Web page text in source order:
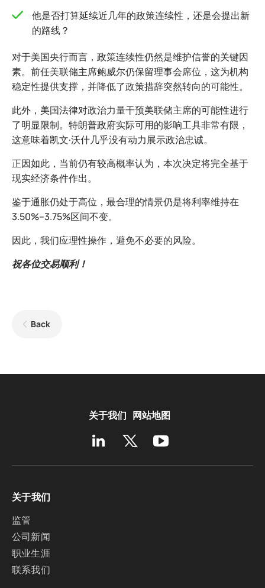
他是否打算延续近几年的政策连续性，还是会提出新
的路线？
对于美国央行而言，政策连续性仍然是维护信誉的关键因
素。前任美联储主席鲍威尔仍保留理事会席位，这为机构
稳定性提供支撑，并降低了政策措辞突然转向的可能性。
此外，美国法律对政治力量干预美联储主席的可能性进行
了明显限制。特朗普政府实际可用的影响工具非常有限，
这意味着凯文·沃什几乎没有动力展示政治忠诚。
正因如此，当前仍有较高概率认为，本次决定将完全基于
现实经济条件作出。
鉴于通胀仍处于高位，最合理的情景仍是将利率维持在
3.50%–3.75%区间不变。
因此，我们应理性操作，避免不必要的风险。
祝各位交易顺利！
Back
关于我们 网站地图
关于我们
监管
公司新闻
职业生涯
联系我们